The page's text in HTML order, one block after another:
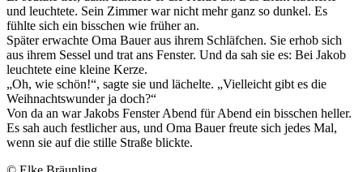
und leuchtete. Sein Zimmer war nicht mehr ganz so dunkel. Es
fühlte sich ein bisschen wie früher an.
Später erwachte Oma Bauer aus ihrem Schläfchen. Sie erhob sich
aus ihrem Sessel und trat ans Fenster. Und da sah sie es: Bei Jakob
leuchtete eine kleine Kerze.
„Oh, wie schön!“, sagte sie und lächelte. „Vielleicht gibt es die
Weihnachtswunder ja doch?“
Von da an war Jakobs Fenster Abend für Abend ein bisschen heller.
Es sah auch festlicher aus, und Oma Bauer freute sich jedes Mal,
wenn sie auf die stille Straße blickte.